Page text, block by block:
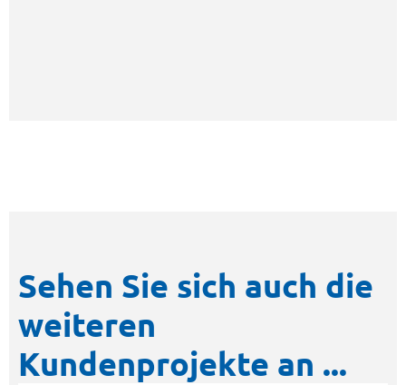
Sehen Sie sich auch die
weiteren
Kundenprojekte an ...